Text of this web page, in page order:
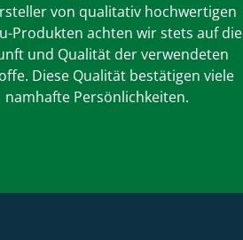
von qualitativ hochwertigen
Produkten achten wir stets auf die
und Qualität der verwendeten
Diese Qualität bestätigen viele
namhafte Persönlichkeiten.